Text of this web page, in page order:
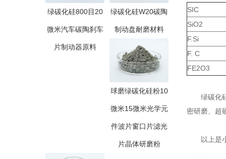
绿碳化硅800目20
微米汽车碳陶刹车
片制动器原料
绿碳化硅W20碳陶
制动盘耐磨材料
球磨绿碳化硅粉10
微米15微米光学元
件波片窗口片滤光
片晶体研磨粉
SIC
SiO2
F.Si
F. C
FE2O3
绿碳化硅
密研磨、超
以上是小